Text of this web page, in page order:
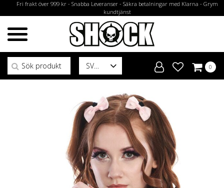
Fri frakt över 999 kr - Snabba Leveranser - Säkra betalningar med Klarna - Grym
kundtjänst
SV
Sök efter:
0